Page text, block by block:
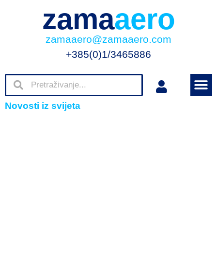
zamaaero
zamaaero@zamaaero.com
+385(0)1/3465886
Novosti iz svijeta